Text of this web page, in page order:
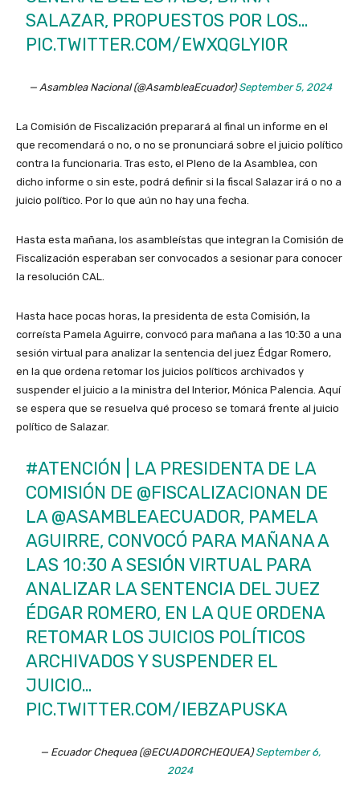
SALAZAR, PROPUESTOS POR LOS…
PIC.TWITTER.COM/EWXQGLYI0R
— Asamblea Nacional (@AsambleaEcuador)September 5, 2024
La Comisión de Fiscalización preparará al final un informe en el
que recomendará o no, o no se pronunciará sobre el juicio político
contra la funcionaria. Tras esto, el Pleno de la Asamblea, con
dicho informe o sin este, podrá definir si la fiscal Salazar irá o no a
juicio político. Por lo que aún no hay una fecha.
Hasta esta mañana, los asambleístas que integran la Comisión de
Fiscalización esperaban ser convocados a sesionar para conocer
la resolución CAL.
Hasta hace pocas horas, la presidenta de esta Comisión, la
correísta Pamela Aguirre, convocó para mañana a las 10:30 a una
sesión virtual para analizar la sentencia del juez Édgar Romero,
en la que ordena retomar los juicios políticos archivados y
suspender el juicio a la ministra del Interior, Mónica Palencia. Aquí
se espera que se resuelva qué proceso se tomará frente al juicio
político de Salazar.
#ATENCIÓN | LA PRESIDENTA DE LA
COMISIÓN DE @FISCALIZACIONAN DE
LA@ASAMBLEAECUADOR, PAMELA
AGUIRRE, CONVOCÓ PARA MAÑANA A
LAS 10:30 A SESIÓN VIRTUAL PARA
ANALIZAR LA SENTENCIA DEL JUEZ
ÉDGAR ROMERO, EN LA QUE ORDENA
RETOMAR LOS JUICIOS POLÍTICOS
ARCHIVADOS Y SUSPENDER EL
JUICIO…
PIC.TWITTER.COM/IEBZAPUSKA
— Ecuador Chequea (@ECUADORCHEQUEA)September 6,
2024